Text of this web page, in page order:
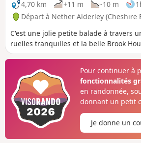
4,70 km +11 m -10 m
Départ à Nether Alderley (Cheshire
C'est une jolie petite balade à travers
ruelles tranquilles et la belle Brook
Pour continuer à
fonctionnalités
en randonnée,
donnant un petit
Je donne un